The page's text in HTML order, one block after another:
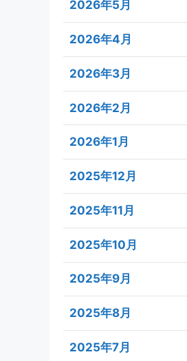
2026年5月
2026年4月
2026年3月
2026年2月
2026年1月
2025年12月
2025年11月
2025年10月
2025年9月
2025年8月
2025年7月